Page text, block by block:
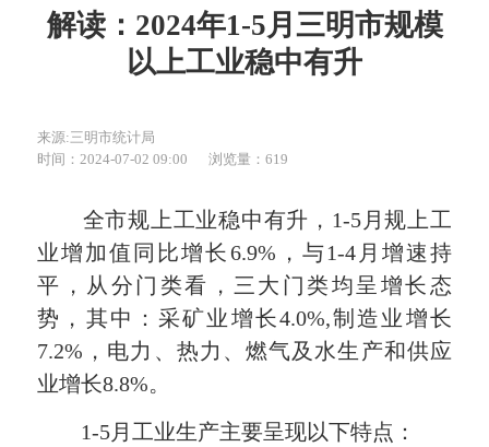
解读：2024年1-5月三明市规模
以上工业稳中有升
来源:三明市统计局
时间：2024-07-02 09:00
浏览量：619
全市规上工业稳中有升，1-5月规上工
业增加值同比增长6.9%，与1-4月增速持
平，从分门类看，三大门类均呈增长态
势，其中：采矿业增长4.0%,制造业增长
7.2%，电力、热力、燃气及水生产和供应
业增长8.8%。
1-5月工业生产主要呈现以下特点：